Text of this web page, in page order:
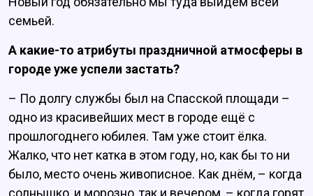
семьей.
А какие-то атрибуты праздничной атмосферы в
городе уже успели застать?
– По долгу службы был на Спасской площади –
одно из красивейших мест в городе ещё с
прошлогоднего юбилея. Там уже стоит ёлка.
Жалко, что нет катка в этом году, но, как бы то ни
было, место очень живописное. Как днём, – когда